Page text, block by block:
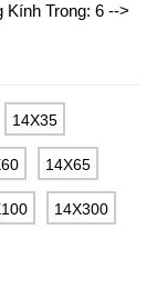
Trong: 6 -->
14X35
14X65
14X300